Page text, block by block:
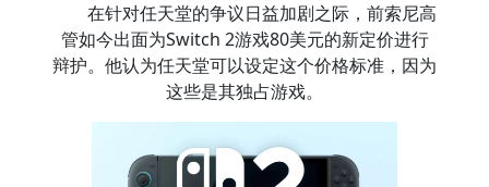
在针对任天堂的争议日益加剧之际，前索尼高
管如今出面为Switch 2游戏80美元的新定价进行
辩护。他认为任天堂可以设定这个价格标准，因为
这些是其独占游戏。